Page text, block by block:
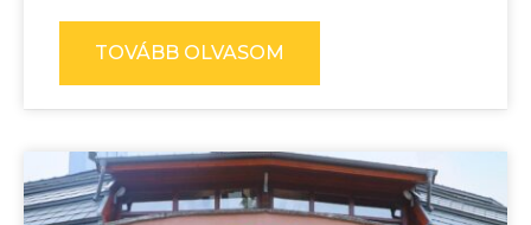
TOVÁBB OLVASOM